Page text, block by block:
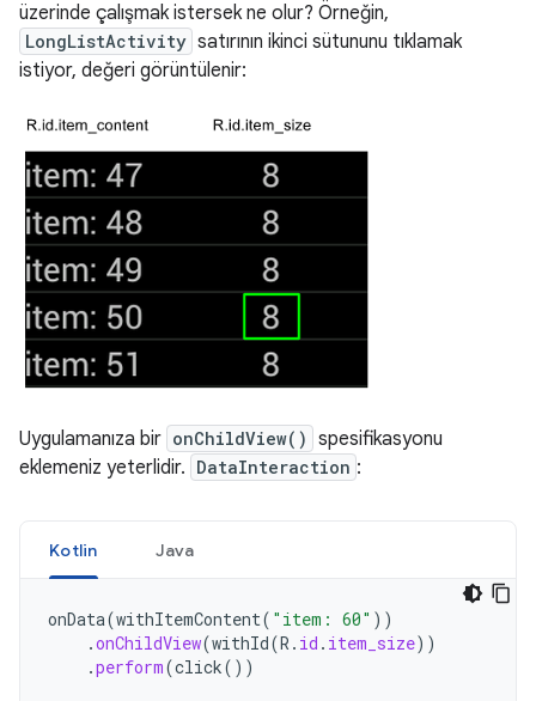
üzerinde çalışmak istersek ne olur? Örneğin,
LongListActivity satırının ikinci sütununu tıklamak
istiyor, değeri görüntülenir:
Uygulamanıza bir onChildView() spesifikasyonu
eklemeniz yeterlidir. DataInteraction :
Kotlin Java
onData(withItemContent( "item: 60" ))
.onChildView(withId(R . id . item_size))
.perform(click())